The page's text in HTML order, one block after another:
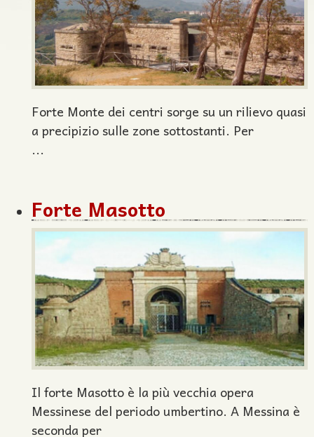
Forte Monte dei centri sorge su un rilievo quasi
a precipizio sulle zone sottostanti. Per
...
Forte Masotto
Il forte Masotto è la più vecchia opera
Messinese del periodo umbertino. A Messina è
seconda per